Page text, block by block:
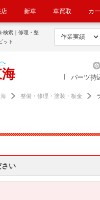
新車 車買取 カ
検索｜修理・整
ット
パーツ持
整備・修理・塗装・板金
さい